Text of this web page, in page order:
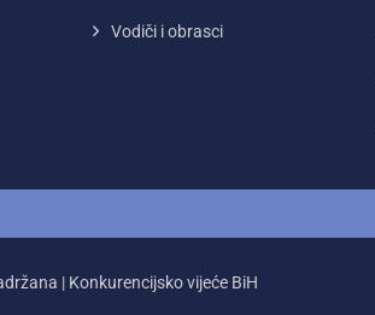
Vodiči i obrasci
| Konkurencijsko vijeće BiH